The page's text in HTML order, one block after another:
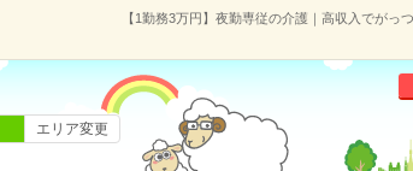
【1勤務3万円】夜勤専従の介護｜高収入でがっ
エリア変更